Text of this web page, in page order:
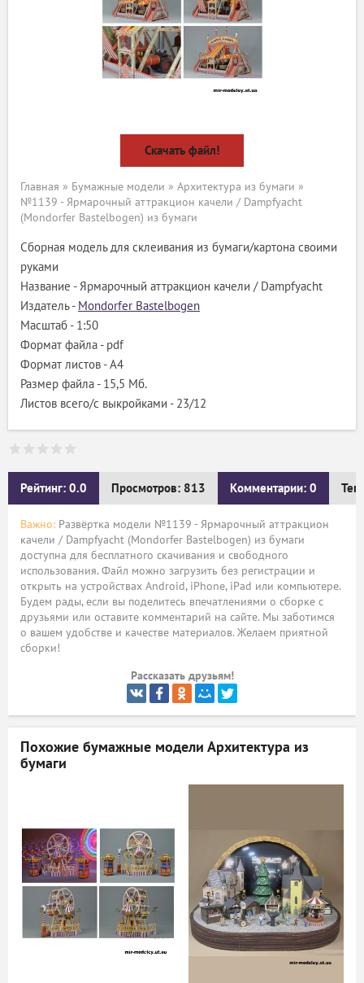
Скачать файл!
Главная » Бумажные модели » Архитектура из бумаги »
№1139 - Ярмарочный аттракцион качели / Dampfyacht
(Mondorfer Bastelbogen) из бумаги
Сборная модель для склеивания из бумаги/картона своими
руками
Название - Ярмарочный аттракцион качели / Dampfyacht
Издатель - Mondorfer Bastelbogen
Масштаб - 1:50
Формат файла - pdf
Формат листов - A4
Размер файла - 15,5 Мб.
Листов всего/с выкройками - 23/12
Рейтинг: 0.0 Просмотров: 813 Комментарии: 0
Важно: Развёртка модели №1139 - Ярмарочный аттракцион
качели / Dampfyacht (Mondorfer Bastelbogen) из бумаги
доступна для бесплатного скачивания и свободного
использования. Файл можно загрузить без регистрации и
открыть на устройствах Android, iPhone, iPad или компьютере.
Будем рады, если вы поделитесь впечатлениями о сборке с
друзьями или оставите комментарий на сайте. Мы заботимся
о вашем удобстве и качестве материалов. Желаем приятной
сборки!
Рассказать друзьям!
Похожие бумажные модели Архитектура из
бумаги